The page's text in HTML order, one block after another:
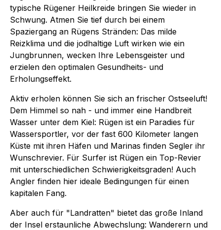
typische Rügener Heilkreide bringen Sie wieder in
Schwung. Atmen Sie tief durch bei einem
Spaziergang an Rügens Stränden: Das milde
Reizklima und die jodhaltige Luft wirken wie ein
Jungbrunnen, wecken Ihre Lebensgeister und
erzielen den optimalen Gesundheits- und
Erholungseffekt.
Aktiv erholen können Sie sich an frischer Ostseeluft!
Dem Himmel so nah - und immer eine Handbreit
Wasser unter dem Kiel: Rügen ist ein Paradies für
Wassersportler, vor der fast 600 Kilometer langen
Küste mit ihren Häfen und Marinas finden Segler ihr
Wunschrevier. Für Surfer ist Rügen ein Top-Revier
mit unterschiedlichen Schwierigkeitsgraden! Auch
Angler finden hier ideale Bedingungen für einen
kapitalen Fang.
Aber auch für "Landratten" bietet das große Inland
der Insel erstaunliche Abwechslung: Wanderern und